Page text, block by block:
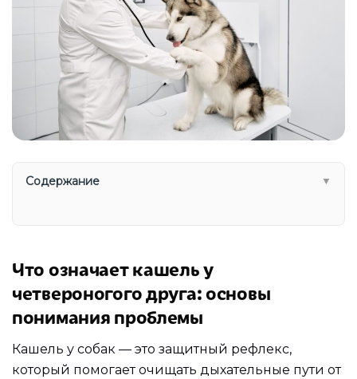
Содержание ▼
Что означает кашель у
четвероногого друга: основы
понимания проблемы
Кашель у собак — это защитный рефлекс,
который помогает очищать дыхательные пути от